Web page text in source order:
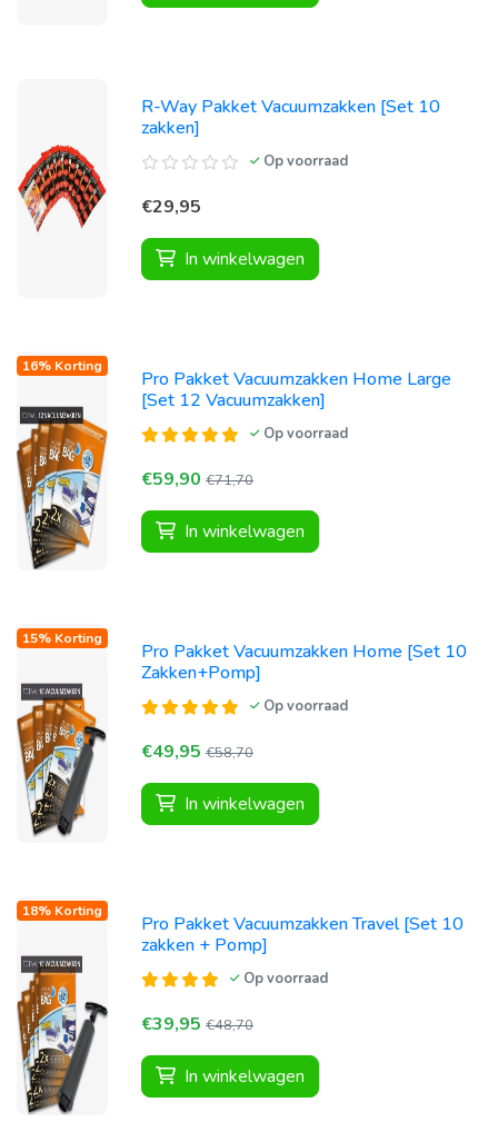
R-Way Pakket Vacuumzakken [Set 10
zakken]
Op voorraad
€29,95
In winkelwagen
16% Korting
Pro Pakket Vacuumzakken Home Large
[Set 12 Vacuumzakken]
Op voorraad
€59,90 €71,70
In winkelwagen
15% Korting
Pro Pakket Vacuumzakken Home [Set 10
Zakken+Pomp]
Op voorraad
€49,95 €58,70
In winkelwagen
18% Korting
Pro Pakket Vacuumzakken Travel [Set 10
zakken + Pomp]
Op voorraad
€39,95 €48,70
In winkelwagen